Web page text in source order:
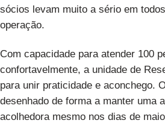
sócios levam muito a sério em
operação.
Com capacidade para atender 100
confortavelmente, a unidade de
para unir praticidade e aconchego.
desenhado de forma a manter uma
acolhedora mesmo nos dias de